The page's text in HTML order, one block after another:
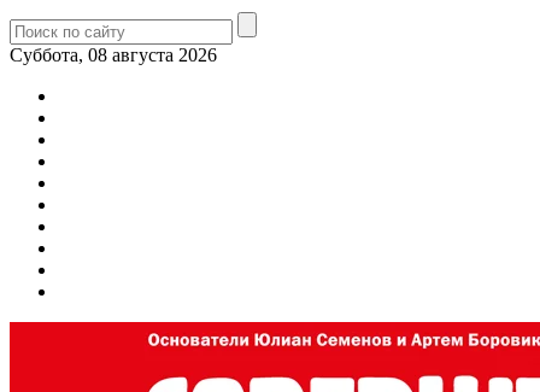
Суббота, 08 августа 2026